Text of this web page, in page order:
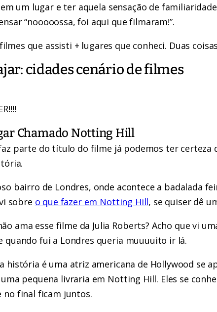
um lugar e ter aquela sensação de
“nooooossa, foi aqui que filmaram!”.
que assisti + lugares que conheci. Duas
cidades cenário de filmes
Chamado Notting Hill
parte do título do filme já podemos ter certeza
bairro de Londres, onde acontece a badalada
sobre o que fazer em Notting Hill, se quiser dê
ama esse filme da Julia Roberts? Acho que vi
quando fui a Londres queria muuuuito ir lá.
história é uma atriz americana de Hollywood se
pequena livraria em Notting Hill. Eles se
no final ficam juntos.